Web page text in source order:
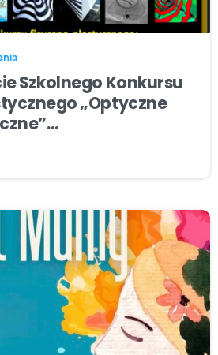
Szkolnego Konkursu
„Optyczne